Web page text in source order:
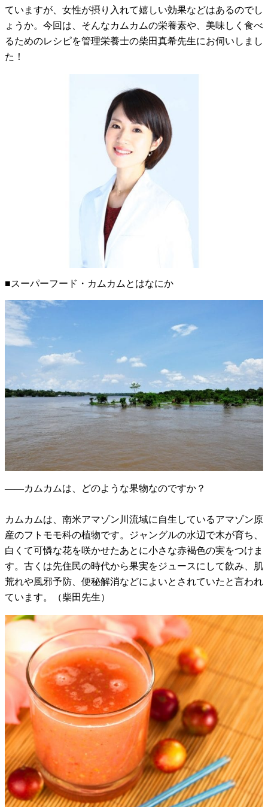
ていますが、女性が摂り入れて嬉しい効果などはあるのでし
ょうか。今回は、そんなカムカムの栄養素や、美味しく食べ
るためのレシピを管理栄養士の柴田真希先生にお伺いしまし
た！
■スーパーフード・カムカムとはなにか
――カムカムは、どのような果物なのですか？
カムカムは、南米アマゾン川流域に自生しているアマゾン原
産のフトモモ科の植物です。ジャングルの水辺で木が育ち、
白くて可憐な花を咲かせたあとに小さな赤褐色の実をつけま
す。古くは先住民の時代から果実をジュースにして飲み、肌
荒れや風邪予防、便秘解消などによいとされていたと言われ
ています。（柴田先生）